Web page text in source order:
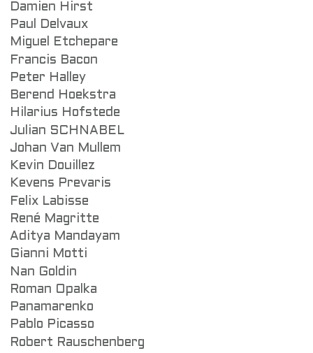
Damien Hirst
Paul Delvaux
Miguel Etchepare
Francis Bacon
Peter Halley
Berend Hoekstra
Hilarius Hofstede
Julian SCHNABEL
Johan Van Mullem
Kevin Douillez
Kevens Prevaris
Felix Labisse
René Magritte
Aditya Mandayam
Gianni Motti
Nan Goldin
Roman Opalka
Panamarenko
Pablo Picasso
Robert Rauschenberg